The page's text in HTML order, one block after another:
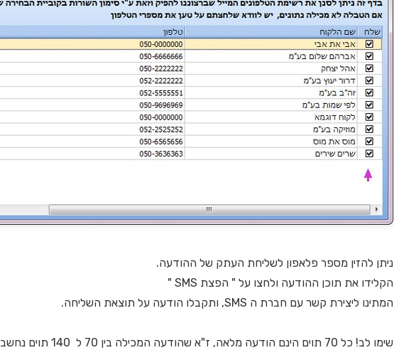
ניתן להזין מספר פלאפון לשליחת העתק של ההודעה.
הקלידו את תוכן ההודעה ולחצו על " הפצת SMS "
המתינו ליצירת קשר עם חברת ה SMS, ותקבלו הודעה על תוצאת השליחה.
שימו לב! כל 70 תוים הינם הודעה מלאה, ז"א שהודעה המכילה בין 70 ל 140 תוים נחשבת ל 2 הודעות עבור כל לקוח.